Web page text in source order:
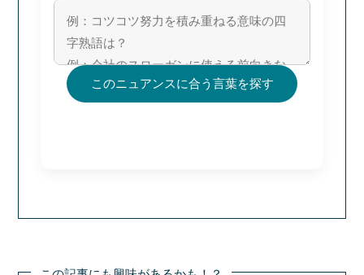
このニュアンスに合う言葉を探す